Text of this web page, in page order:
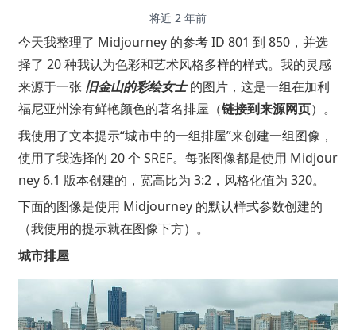
将近 2 年前
今天我整理了 Midjourney 的参考 ID 801 到 850，并选
择了 20 种我认为色彩和艺术风格多样的样式。我的灵感
来源于一张 旧金山的彩绘女士的图片，这是一组在加利
福尼亚州涂有鲜艳颜色的著名排屋（链接到来源网页）。
我使用了文本提示“城市中的一组排屋”来创建一组图像，
使用了我选择的 20 个 SREF。每张图像都是使用 Midjour
ney 6.1 版本创建的，宽高比为 3:2，风格化值为 320。
下面的图像是使用 Midjourney 的默认样式参数创建的
（我使用的提示就在图像下方）。
城市排屋